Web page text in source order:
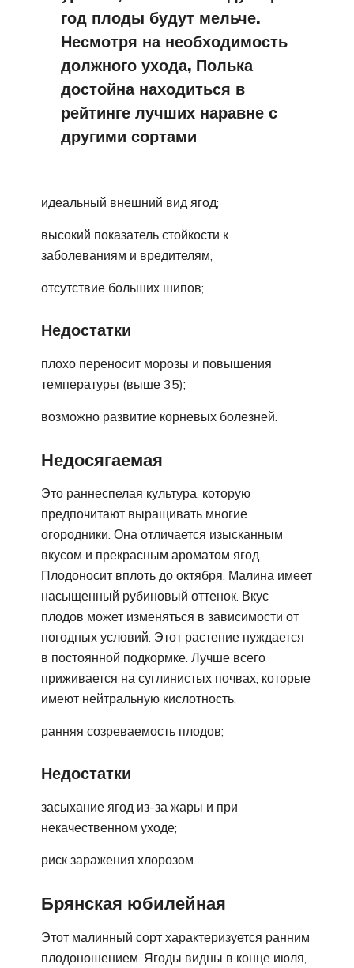
год плоды будут мельче.
Несмотря на необходимость
должного ухода, Полька
достойна находиться в
рейтинге лучших наравне с
другими сортами
идеальный внешний вид ягод;
высокий показатель стойкости к
заболеваниям и вредителям;
отсутствие больших шипов;
Недостатки
плохо переносит морозы и повышения
температуры (выше 35);
возможно развитие корневых болезней.
Недосягаемая
Это раннеспелая культура, которую
предпочитают выращивать многие
огородники. Она отличается изысканным
вкусом и прекрасным ароматом ягод.
Плодоносит вплоть до октября. Малина имеет
насыщенный рубиновый оттенок. Вкус
плодов может изменяться в зависимости от
погодных условий. Этот растение нуждается
в постоянной подкормке. Лучше всего
приживается на суглинистых почвах, которые
имеют нейтральную кислотность.
ранняя созреваемость плодов;
Недостатки
засыхание ягод из-за жары и при
некачественном уходе;
риск заражения хлорозом.
Брянская юбилейная
Этот малинный сорт характеризуется ранним
плодоношением. Ягоды видны в конце июля,